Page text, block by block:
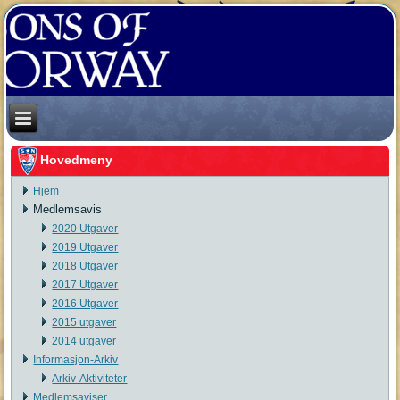
Hovedmeny
Hjem
Medlemsavis
2020 Utgaver
2019 Utgaver
2018 Utgaver
2017 Utgaver
2016 Utgaver
2015 utgaver
2014 utgaver
Informasjon-Arkiv
Arkiv-Aktiviteter